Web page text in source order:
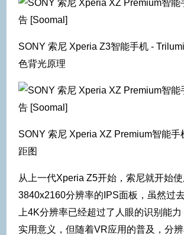
SONY 索尼 Xperia Z3智能手机 -
色背光原理
SONY 索尼 Xperia XZ Premium智能手
距图
从上一代Xperia Z5开始，索尼就开始使
3840x2160分辨率的IPS面板，虽然过
上4K分辨率已经超过了人眼的识别能
实用意义，但随着VR应用的普及，分